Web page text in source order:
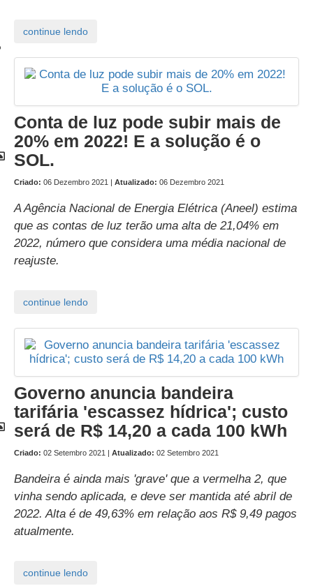
Conta de luz pode subir mais de
20% em 2022! E a solução é o
SOL.
Criado: 06 Dezembro 2021 | Atualizado: 06 Dezembro 2021
A Agência Nacional de Energia Elétrica (Aneel) estima
que as contas de luz terão uma alta de 21,04% em
2022, número que considera uma média nacional de
reajuste.
Governo anuncia bandeira
tarifária 'escassez hídrica'; custo
será de R$ 14,20 a cada 100 kWh
Criado: 02 Setembro 2021 | Atualizado: 02 Setembro 2021
Bandeira é ainda mais 'grave' que a vermelha 2, que
vinha sendo aplicada, e deve ser mantida até abril de
2022. Alta é de 49,63% em relação aos R$ 9,49 pagos
atualmente.